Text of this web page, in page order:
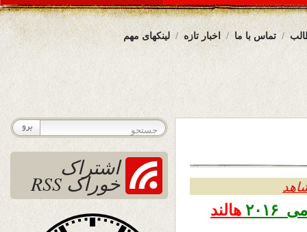
لینکهای مهم اخبار تازه تماس با ما
هالند
اشتراک
خوراک RSS